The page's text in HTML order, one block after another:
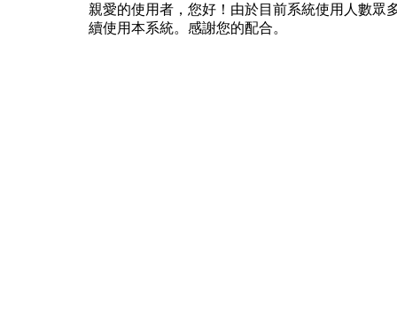
親愛的使用者，您好！由於目前系統使用人數眾
續使用本系統。感謝您的配合。